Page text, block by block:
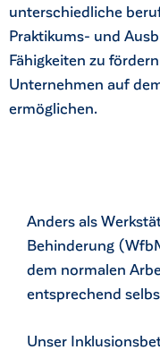
unterschiedliche
Praktikums- und
Fähigkeiten zu
Unternehmen auf
ermöglichen.
Anders als
Behinderung
dem normalen
entsprechend
Unser